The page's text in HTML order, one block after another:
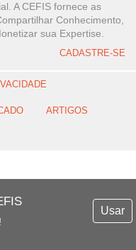
Usar
A CEFIS fornece as
Conhecimento,
sua Expertise.
CADASTRE-SE
ARTIGOS